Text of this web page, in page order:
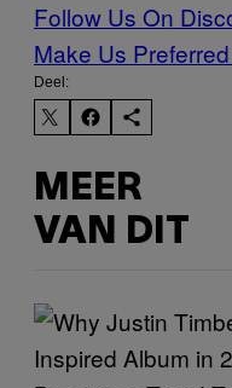
Follow Us On
Make Us
Deel:
MEER
VAN DIT